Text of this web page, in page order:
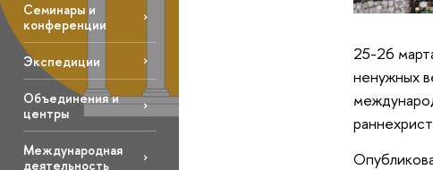
Семинары и
конференции
Экспедиции
Объединения и
центры
Международная
деятельность
25-26
ненужных